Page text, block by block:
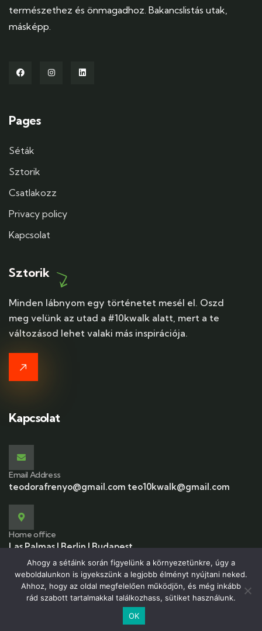
természethez és önmagadhoz. Bakancslistás utak,
másképp.
Pages
Séták
Sztorik
Csatlakozz
Privacy policy
Kapcsolat
Sztorik
Minden lábnyom egy történetet mesél el. Oszd
meg velünk az utad a #10kwalk alatt, mert a te
változásod lehet valaki más inspirációja.
Kapcsolat
Email Address
teodorafrenyo@gmail.com teo10kwalk@gmail.com
Home office
Las Palmas | Berlin | Budapest
© 2026 Copyrights by 10kwalk.com All Rights Reserved
Ahogy a sétáink során figyelünk a környezetünkre, úgy a
weboldalunkon is igyekszünk a legjobb élményt nyújtani neked.
Ahhoz, hogy az oldal megfelelően működjön, és még inkább
rád szabott tartalmakkal találkozhass, sütiket használunk.
OK